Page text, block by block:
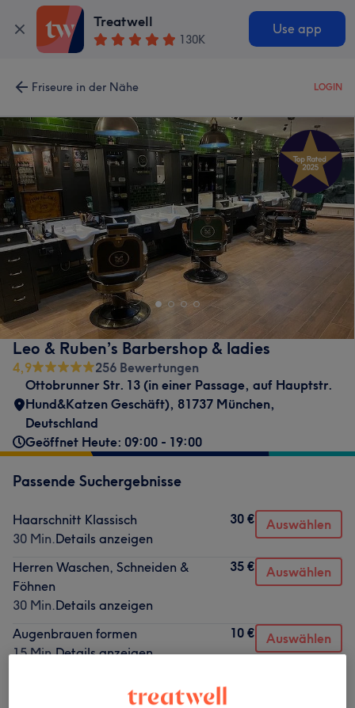
Treatwell
130K
Use app
Friseure in der Nähe LOGIN
Leo & Ruben’s Barbershop & ladies
4,9
256 Bewertungen
Ottobrunner Str. 13 (in einer Passage, auf Hauptstr.
Hund&Katzen Geschäft), 81737 München,
Deutschland
Geöffnet Heute: 09:00 - 19:00
Passende Suchergebnisse
Haarschnitt Klassisch
30 Min.Details anzeigen
30 € Auswählen
Herren Waschen, Schneiden &
Föhnen
30 Min.Details anzeigen
35 € Auswählen
Augenbrauen formen
15 Min.Details anzeigen
10 € Auswählen
Nicht gefunden wonach du gesucht hast?